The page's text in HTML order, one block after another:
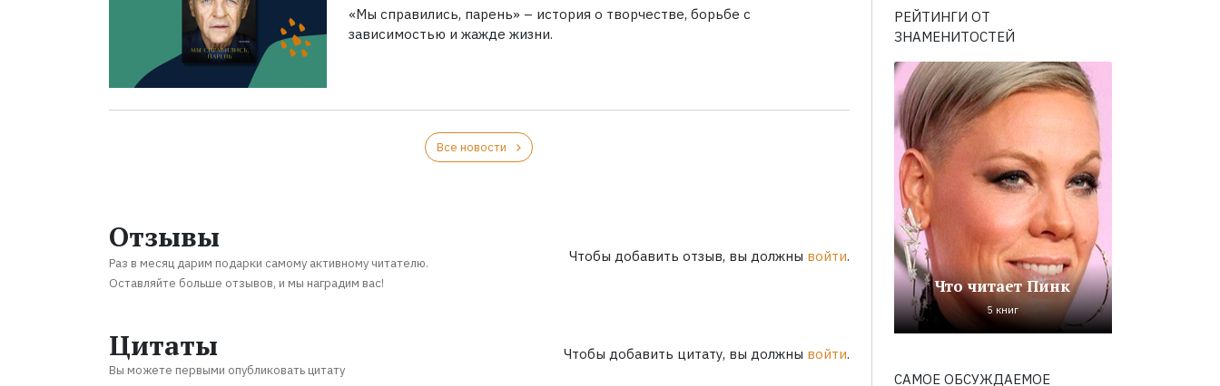
«Мы справились, парень» – история о творчестве, борьбе с
зависимостью и жажде жизни.
Все новости
Отзывы
Раз в месяц дарим подарки самому активному читателю.
Оставляйте больше отзывов, и мы наградим вас!
Чтобы добавить отзыв, вы должны войти.
Цитаты
Вы можете первыми опубликовать цитату
Чтобы добавить цитату, вы должны войти.
РЕЙТИНГИ ОТ
ЗНАМЕНИТОСТЕЙ
Что читает Пинк
5 книг
САМОЕ ОБСУЖДАЕМОЕ